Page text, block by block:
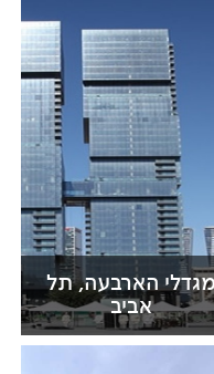
מגדלי הארבעה, תל
אביב